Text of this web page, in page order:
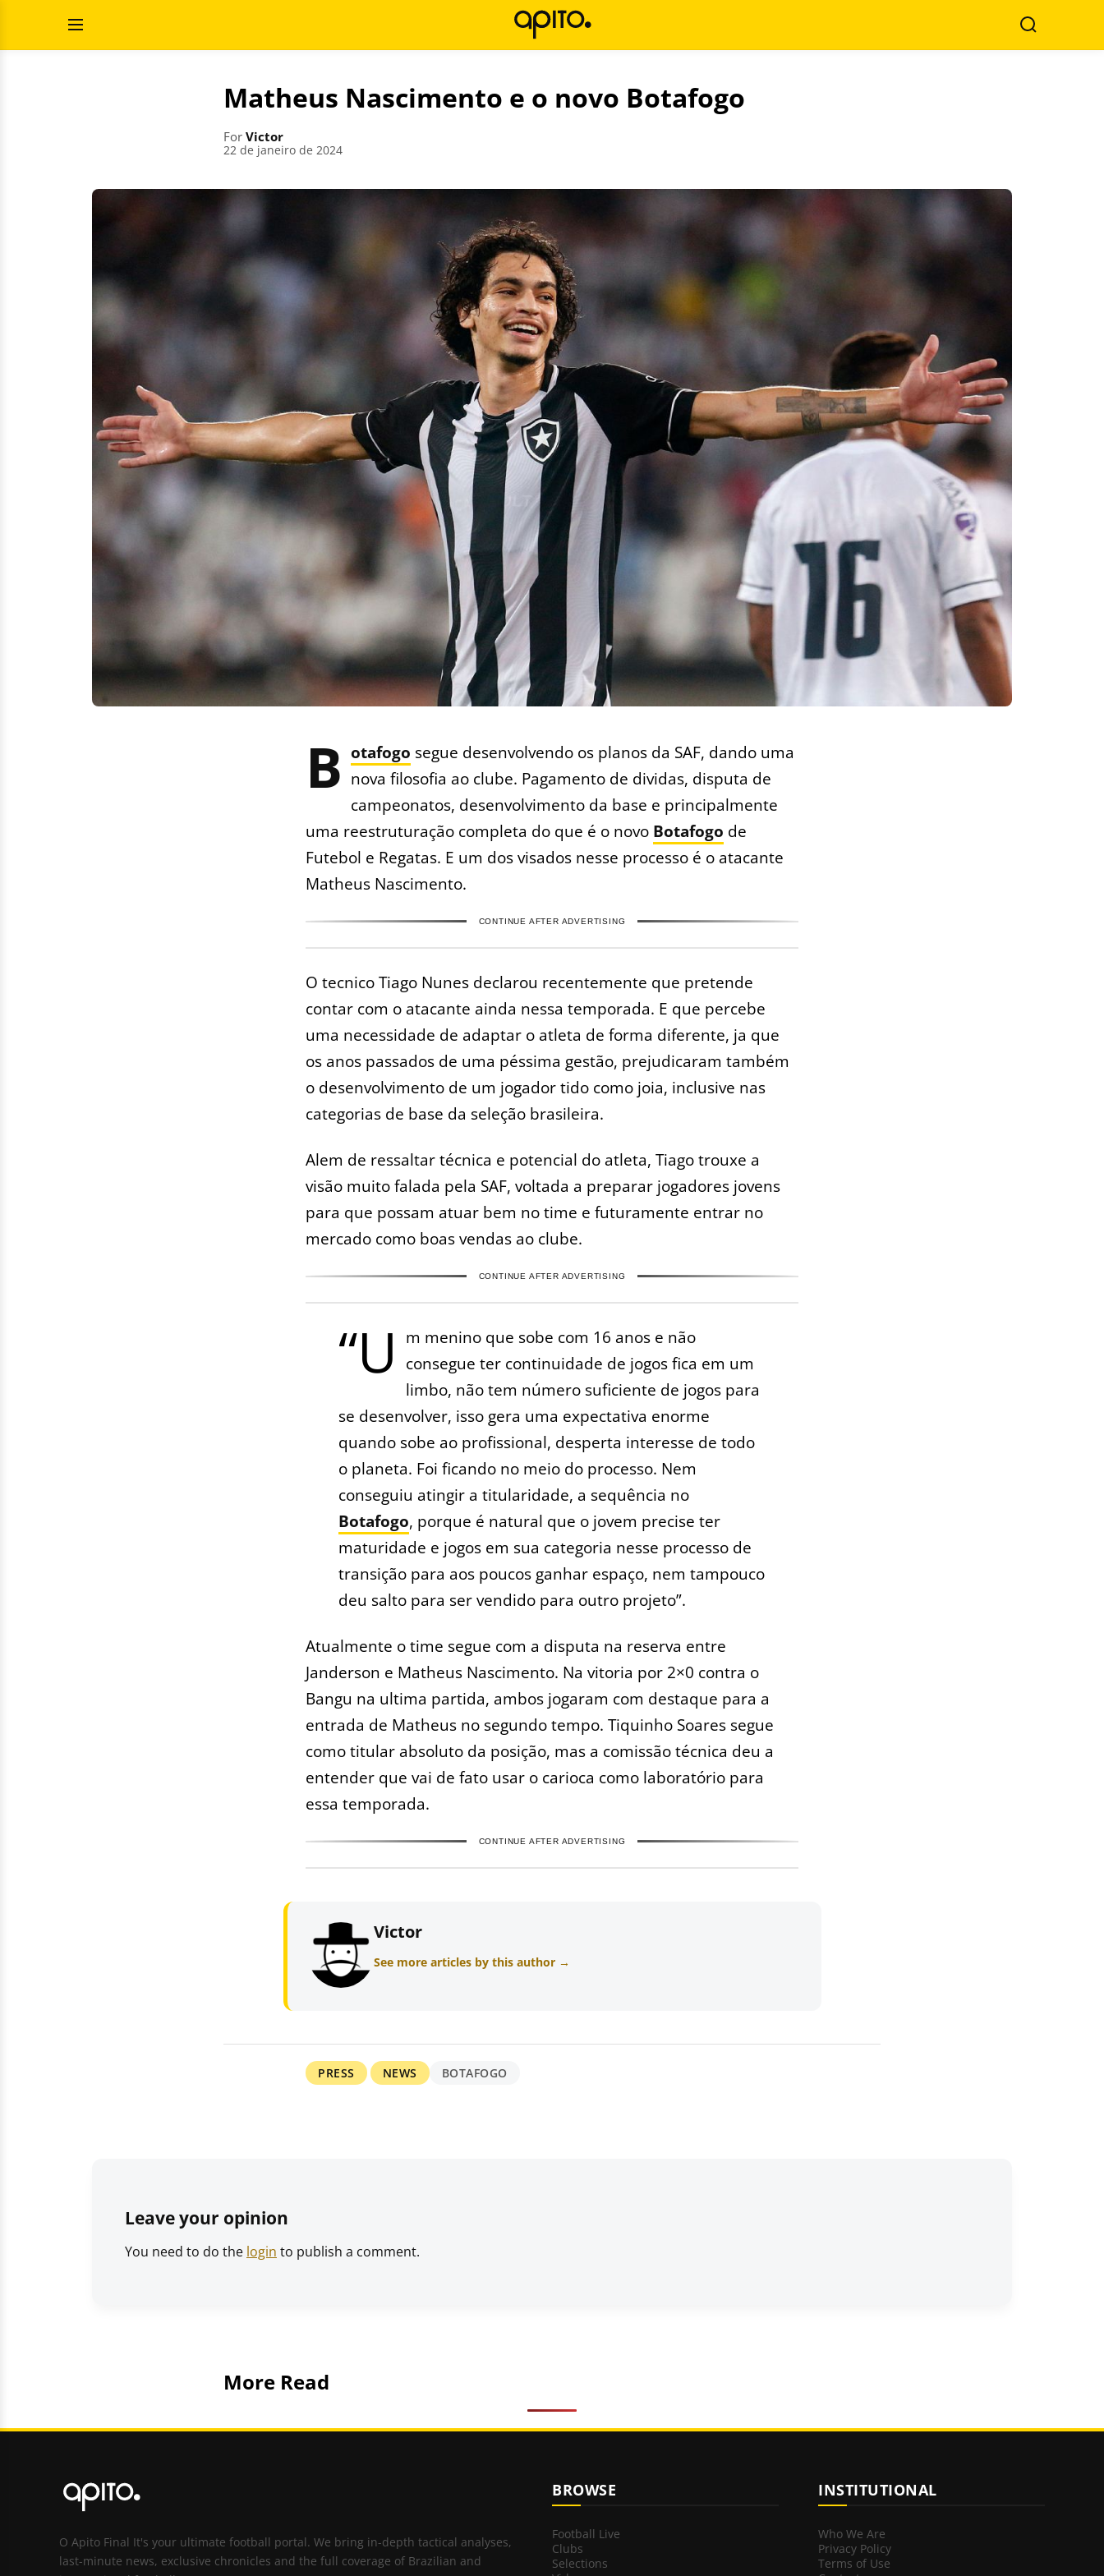
Open
Menu
Search
Matheus Nascimento e o novo Botafogo
For Victor
22 de janeiro de 2024
B otafogo segue desenvolvendo os planos da SAF, dando uma
nova filosofia ao clube. Pagamento de dividas, disputa de
campeonatos, desenvolvimento da base e principalmente
uma reestruturação completa do que é o novo Botafogo de
Futebol e Regatas. E um dos visados nesse processo é o atacante
Matheus Nascimento.
CONTINUE AFTER ADVERTISING
O tecnico Tiago Nunes declarou recentemente que pretende
contar com o atacante ainda nessa temporada. E que percebe
uma necessidade de adaptar o atleta de forma diferente, ja que
os anos passados de uma péssima gestão, prejudicaram também
o desenvolvimento de um jogador tido como joia, inclusive nas
categorias de base da seleção brasileira.
Alem de ressaltar técnica e potencial do atleta, Tiago trouxe a
visão muito falada pela SAF, voltada a preparar jogadores jovens
para que possam atuar bem no time e futuramente entrar no
mercado como boas vendas ao clube.
CONTINUE AFTER ADVERTISING
“U
m menino que sobe com 16 anos e não
consegue ter continuidade de jogos fica em um
limbo, não tem número suficiente de jogos para
se desenvolver, isso gera uma expectativa enorme
quando sobe ao profissional, desperta interesse de todo
o planeta. Foi ficando no meio do processo. Nem
conseguiu atingir a titularidade, a sequência no
Botafogo, porque é natural que o jovem precise ter
maturidade e jogos em sua categoria nesse processo de
transição para aos poucos ganhar espaço, nem tampouco
deu salto para ser vendido para outro projeto”.
Atualmente o time segue com a disputa na reserva entre
Janderson e Matheus Nascimento. Na vitoria por 2×0 contra o
Bangu na ultima partida, ambos jogaram com destaque para a
entrada de Matheus no segundo tempo. Tiquinho Soares segue
como titular absoluto da posição, mas a comissão técnica deu a
entender que vai de fato usar o carioca como laboratório para
essa temporada.
CONTINUE AFTER ADVERTISING
Victor
See more articles by this author →
PRESS NEWS BOTAFOGO
Leave your opinion
You need to do the login to publish a comment.
More Read
O Apito Final It's your ultimate football portal. We bring in-depth tactical analyses,
last-minute news, exclusive chronicles and the full coverage of Brazilian and
BROWSE
Football Live
Clubs
Selections
INSTITUTIONAL
Who We Are
Privacy Policy
Terms of Use